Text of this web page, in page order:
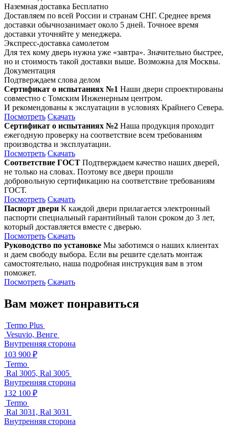
Наземная доставка Бесплатно
Доставляем по всей России и странам СНГ. Среднее время
доставки обычнозанимает около 5 дней. Точноее время
доставки уточняйте у менеджера.
Экспресс-доставка самолетом
Для тех кому дверь нужна уже «завтра». Значительно быстрее,
но и стоимость такой доставки выше. Возможна для Москвы.
Документация
Подтверждаем слова делом
Сертификат о испытаниях №1 Наши двери спроектированы
совместно с Томским Инженерным центром.
И рекомендованы к экслуатации в условиях Крайнего Севера.
Посмотреть Скачать
Сертификат о испытаниях №2 Наша продукция проходит
ежегодную проверку на соответствие всем требованиям
производства и эксплуатации.
Посмотреть Скачать
Соответствие ГОСТ Подтверждаем качество наших дверей,
не только на словах. Поэтому все двери прошли
добровольную сертификацию на соответствие требованиям
ГОСТ.
Посмотреть Скачать
Паспорт двери К каждой двери прилагается электронный
паспорти специальный гарантийный талон сроком до 3 лет,
который доставляется вместе с дверью.
Посмотреть Скачать
Руководство по установке Мы заботимся о наших клиентах
и даем свободу выбора. Если вы решите сделать монтаж
самостоятельно, наша подробная инструкция вам в этом
поможет.
Посмотреть Скачать
Вам может понравиться
Termo Plus
Vesuvio, Венге
Внутренняя сторона
103 900 ₽
Termo
Ral 3005, Ral 3005
Внутренняя сторона
132 100 ₽
Termo
Ral 3031, Ral 3031
Внутренняя сторона